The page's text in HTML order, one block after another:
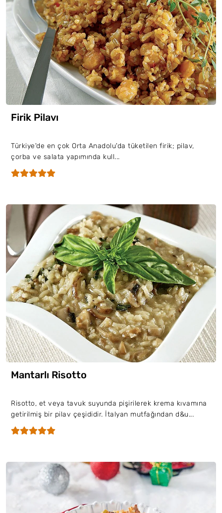
Firik Pilavı
Türkiye'de en çok Orta Anadolu'da tüketilen firik; pilav,
çorba ve salata yapımında kull...
Mantarlı Risotto
Risotto, et veya tavuk suyunda pişirilerek krema kıvamına
getirilmiş bir pilav çeşididir. İtalyan mutfağından d&u...